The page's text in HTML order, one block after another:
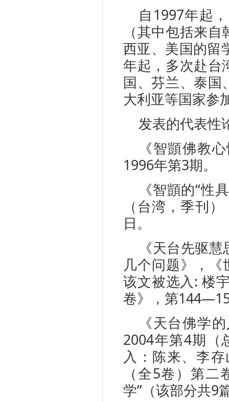
自1997年起
（其中包括来
西亚、美国的留
年起，多次赴台
国、芬兰、泰国
大利亚等国家参
发表的代表性
《智顗佛教
1996年第3期。
《智顗的“性
（台湾，季刊
日。
《天台先驱
几个问题》，
该文被选入: 楼
卷》，第
《天台佛学
2004年第4期（
入：陈来、李
（全5卷）第
学”（该部分共9